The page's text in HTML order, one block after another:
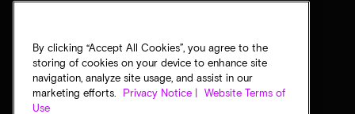
By clicking “Accept All Cookies”, you agree to the
storing of cookies on your device to enhance site
navigation, analyze site usage, and assist in our
marketing efforts.
Privacy Notice |
Website Terms of
Use